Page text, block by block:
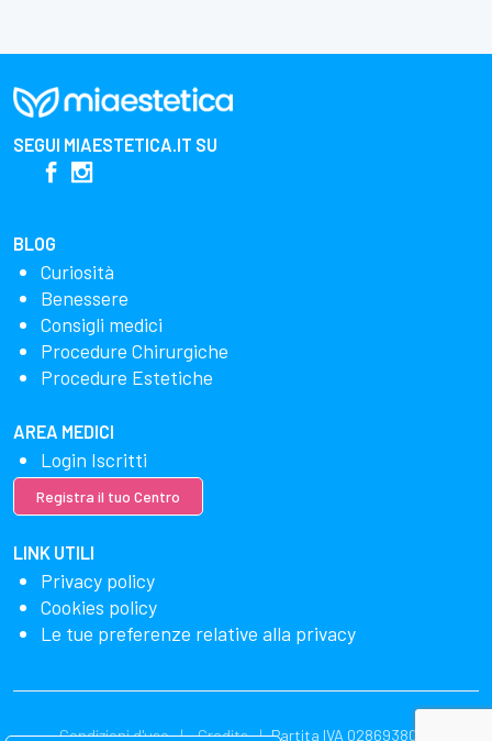
SEGUI MIAESTETICA.IT SU
BLOG
Curiosità
Benessere
Consigli medici
Procedure Chirurgiche
Procedure Estetiche
AREA MEDICI
Login Iscritti
Registra il tuo Centro
LINK UTILI
Privacy policy
Cookies policy
Le tue preferenze relative alla privacy
Condizioni d'uso Credits Partita IVA 02869380549